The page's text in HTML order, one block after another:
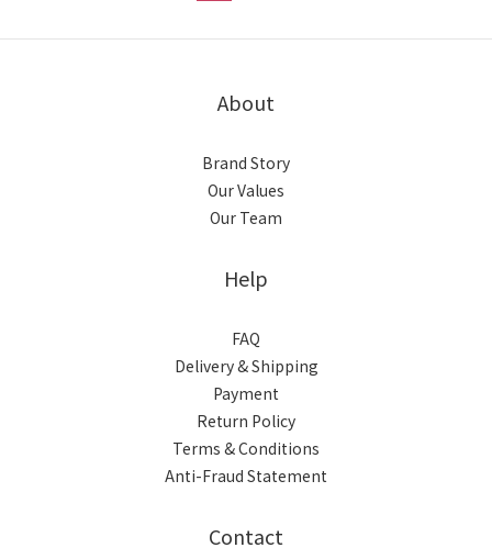
About
Brand Story
Our Values
Our Team
Help
FAQ
Delivery & Shipping
Payment
Return Policy
Terms & Conditions
Anti-Fraud Statement
Contact